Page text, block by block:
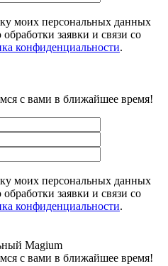
моих персональных данных
заявки и связи со
конфиденциальности.
с вами в ближайшее время!
моих персональных данных
заявки и связи со
конфиденциальности.
Magium
с вами в ближайшее время!